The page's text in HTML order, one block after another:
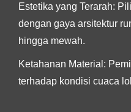
Estetika yang Terarah:
dengan gaya arsitektur
hingga mewah.
Ketahanan Material:
terhadap kondisi cuaca